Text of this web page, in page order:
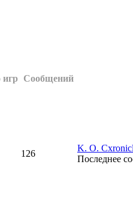
игр
Сообщений
126
K. O.
Последнее